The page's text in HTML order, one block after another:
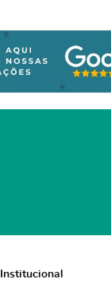
Institucional